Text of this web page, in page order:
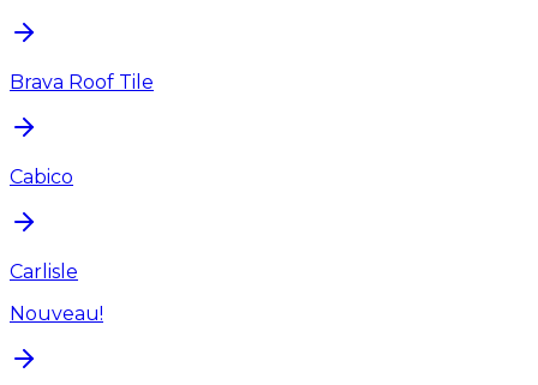
Brava Roof Tile
Cabico
Carlisle
Nouveau!